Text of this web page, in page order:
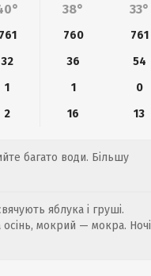
38° 33°
761 760
761
32 36
54
1 1
0
2 16 13
багато води. Більшу
яблука і груші.
мокрий — мокра. Ночі